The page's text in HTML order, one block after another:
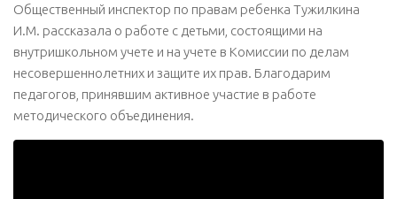
Общественный инспектор по правам ребенка Тужилкина
И.М. рассказала о работе с детьми, состоящими на
внутришкольном учете и на учете в Комиссии по делам
несовершеннолетних и защите их прав. Благодарим
педагогов, принявшим активное участие в работе
методического объединения.